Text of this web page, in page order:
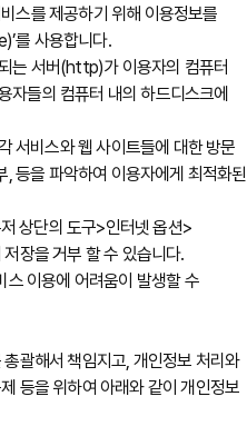
스를 제공하기 위해 이용정보를
를 사용합니다.
는 서버(http)가 이용자의 컴퓨터
자들의 컴퓨터 내의 하드디스크에
서비스와 웹 사이트들에 대한 방문
등을 파악하여 이용자에게 최적화된
상단의 도구>인터넷 옵션>
장을 거부 할 수 있습니다.
스 이용에 어려움이 발생할 수
괄해서 책임지고, 개인정보 처리와
등을 위하여 아래와 같이 개인정보